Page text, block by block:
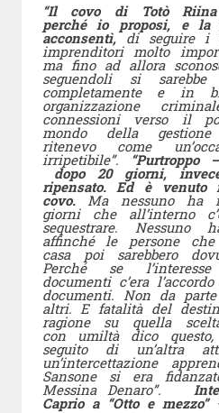
“Il covo di Totò
perché io proposi, e la
acconsentì,di seguire i
imprenditori molto
ma fino ad allora
seguendoli si sarebbe
completamente e in
organizzazione
connessioni verso il
mondo della
ritenevo come
irripetibile”. “Purtroppo–
dopo 20 giorni,
ripensato. Ed è
covo.Ma nessuno ha
giorni che all’interno
sequestrare. Nessuno
affinché le persone
casa poi sarebbero
Perché se
documenti c’era
documenti. Non da
altri. E fatalità del
ragione su quella
con umiltà dico
seguito di un’altra
un’intercettazione
Sansone si era
Messina Denaro”.
Caprio a “Otto e mezzo”